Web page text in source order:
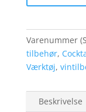
Varenummer
tilbehør,
Værktøj,
Beskrivelse